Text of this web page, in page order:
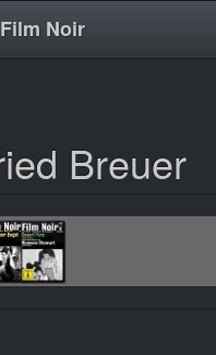
Noir
Breuer